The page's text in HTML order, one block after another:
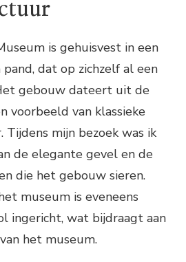
is gehuisvest in een
dat op zichzelf al een
gebouw dateert uit de
voorbeeld van klassieke
Tijdens mijn bezoek was ik
de elegante gevel en de
die het gebouw sieren.
museum is eveneens
ingericht, wat bijdraagt aan
het museum.